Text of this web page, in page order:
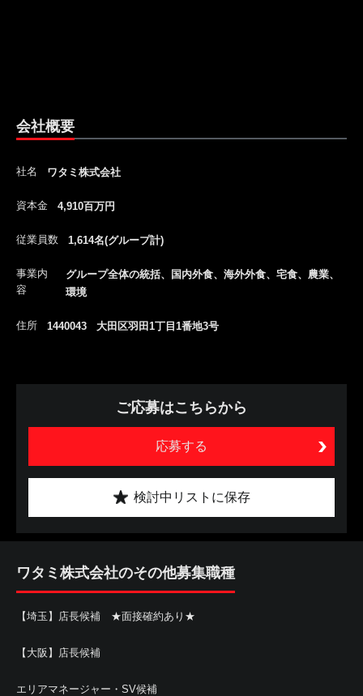
会社概要
社名 ワタミ株式会社
資本金 4,910百万円
従業員数 1,614名(グループ計)
事業内
容
グループ全体の統括、国内外食、海外外食、宅食、農業、
環境
住所 1440043 大田区羽田1丁目1番地3号
ご応募はこちらから
応募する
検討中リストに保存
ワタミ株式会社のその他募集職種
【埼玉】店長候補 ★面接確約あり★
【大阪】店長候補
エリアマネージャー・SV候補